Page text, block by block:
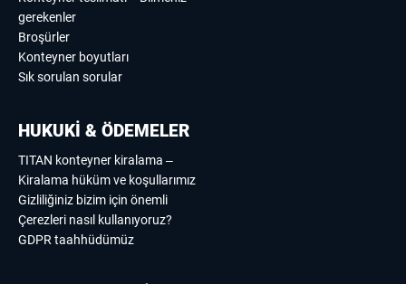
gerekenler
Broşürler
Konteyner boyutları
Sık sorulan sorular
HUKUKİ & ÖDEMELER
TITAN konteyner kiralama –
Kiralama hüküm ve koşullarımız
Gizliliğiniz bizim için önemli
Çerezleri nasıl kullanıyoruz?
GDPR taahhüdümüz